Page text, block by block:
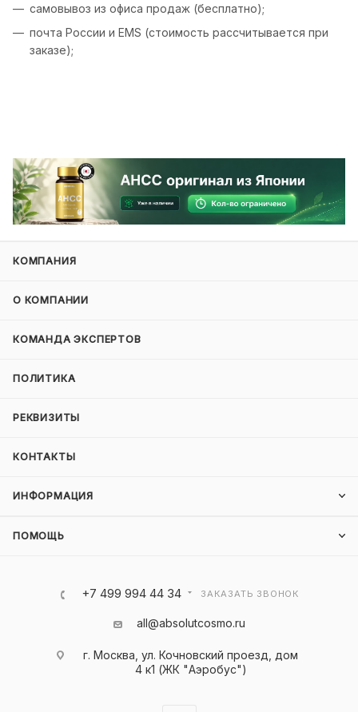
самовывоз из офиса продаж (бесплатно);
почта России и EMS (стоимость рассчитывается при
заказе);
КОМПАНИЯ
О КОМПАНИИ
КОМАНДА ЭКСПЕРТОВ
ПОЛИТИКА
РЕКВИЗИТЫ
КОНТАКТЫ
ИНФОРМАЦИЯ
ПОМОЩЬ
+7 499 994 44 34 ЗАКАЗАТЬ ЗВОНОК
all@absolutcosmo.ru
г. Москва, ул. Кочновский проезд, дом
4 к1 (ЖК "Аэробус")